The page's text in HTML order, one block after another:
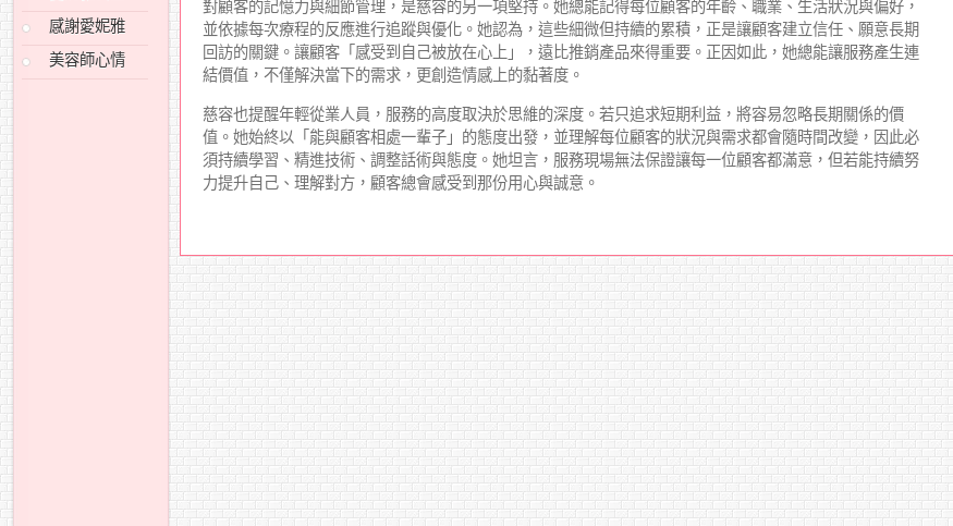
對顧客的記憶力與細節管理，是慈容的另一項堅持。她總能記得每位顧客的年齡、職業、生活狀況與偏好，
並依據每次療程的反應進行追蹤與優化。她認為，這些細微但持續的累積，正是讓顧客建立信任、願意長期
回訪的關鍵。讓顧客「感受到自己被放在心上」，遠比推銷產品來得重要。正因如此，她總能讓服務產生連
結價值，不僅解決當下的需求，更創造情感上的黏著度。
慈容也提醒年輕從業人員，服務的高度取決於思維的深度。若只追求短期利益，將容易忽略長期關係的價
值。她始終以「能與顧客相處一輩子」的態度出發，並理解每位顧客的狀況與需求都會隨時間改變，因此必
須持續學習、精進技術、調整話術與態度。她坦言，服務現場無法保證讓每一位顧客都滿意，但若能持續努
力提升自己、理解對方，顧客總會感受到那份用心與誠意。
感謝愛妮雅
美容師心情